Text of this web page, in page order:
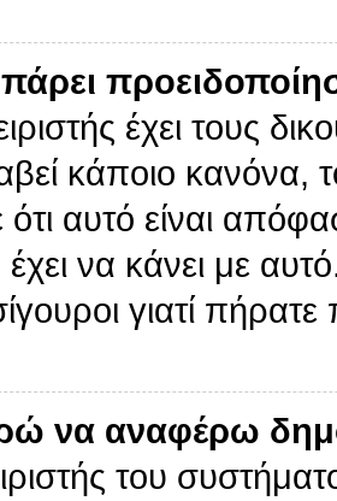
πάρει
έχει τους
κάποιο κανόνα,
αυτό είναι
να κάνει με
γιατί
να αναφέρω
του